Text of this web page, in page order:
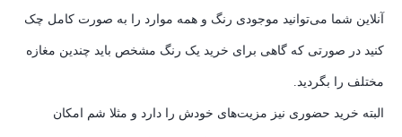
آنلاین شما می‌توانید موجودی رنگ و همه موارد را به صورت کامل چک
کنید در صورتی که گاهی برای خرید یک رنگ مشخص باید چندین مغازه
مختلف را بگردید.
البته خرید حضوری نیز مزیت‌های خودش را دارد و مثلا شم امکان